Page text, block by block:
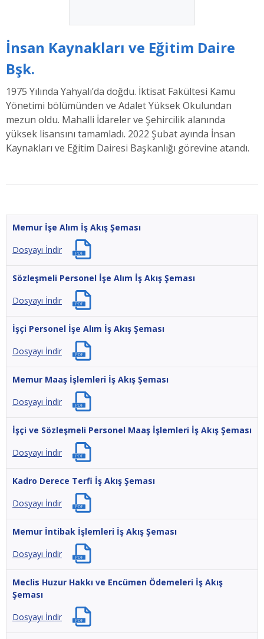
İnsan Kaynakları ve Eğitim Daire
Bşk.
1975 Yılında Yahyalı’da doğdu. İktisat Fakültesi Kamu
Yönetimi bölümünden ve Adalet Yüksek Okulundan
mezun oldu. Mahalli İdareler ve Şehircilik alanında
yüksek lisansını tamamladı. 2022 Şubat ayında İnsan
Kaynakları ve Eğitim Dairesi Başkanlığı görevine atandı.
Memur İşe Alım İş Akış Şeması
Dosyayı İndir
Sözleşmeli Personel İşe Alım İş Akış Şeması
Dosyayı İndir
İşçi Personel İşe Alım İş Akış Şeması
Dosyayı İndir
Memur Maaş İşlemleri İş Akış Şeması
Dosyayı İndir
İşçi ve Sözleşmeli Personel Maaş İşlemleri İş Akış Şeması
Dosyayı İndir
Kadro Derece Terfi İş Akış Şeması
Dosyayı İndir
Memur İntibak İşlemleri İş Akış Şeması
Dosyayı İndir
Meclis Huzur Hakkı ve Encümen Ödemeleri İş Akış
Şeması
Dosyayı İndir